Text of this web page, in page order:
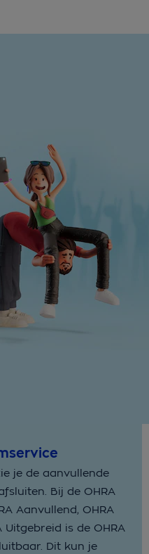
je de aanvullende
Bij de OHRA
Aanvullend, OHRA
is de OHRA
Dit kun je